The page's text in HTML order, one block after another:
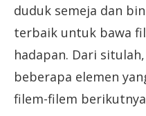
duduk semeja dan
terbaik untuk bawa
hadapan. Dari
beberapa elemen
filem-filem